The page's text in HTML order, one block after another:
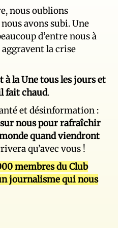
nous oublions
avons subi. Une
d’entre nous à
la crise
à la Une tous les jours et
fait chaud.
et désinformation :
nous pour rafraîchir
quand viendront
qu’avec vous !
membres du Club
journalisme qui nous